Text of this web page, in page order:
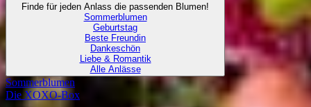
Finde für jeden Anlass die passenden Blumen!
Sommerblumen
Geburtstag
Beste Freundin
Dankeschön
Liebe & Romantik
Alle Anlässe
Sommerblumen
Die XOXO-Box